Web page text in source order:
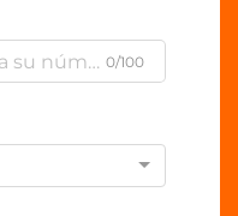
0/100